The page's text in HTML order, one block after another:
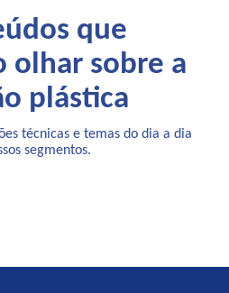
que
olhar sobre a
plástica
técnicas e temas do dia a dia
segmentos.